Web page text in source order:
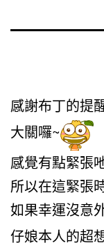
感謝布丁的提
大關囉~
感覺有點緊張
所以在這緊張
如果幸運沒意
仔娘本人的超